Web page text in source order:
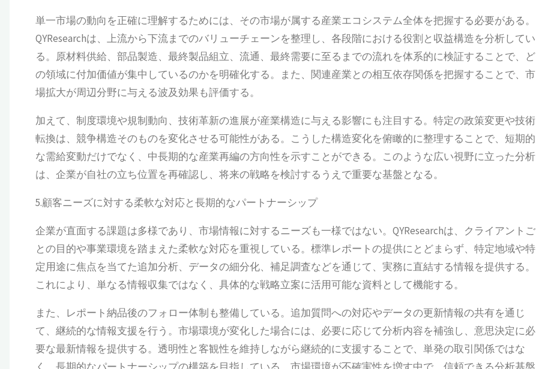
単一市場の動向を正確に理解するためには、その市場が属する産業エコシステム全体を把握する必要がある。
QYResearchは、上流から下流までのバリューチェーンを整理し、各段階における役割と収益構造を分析してい
る。原材料供給、部品製造、最終製品組立、流通、最終需要に至るまでの流れを体系的に検証することで、ど
の領域に付加価値が集中しているのかを明確化する。また、関連産業との相互依存関係を把握することで、市
場拡大が周辺分野に与える波及効果も評価する。
加えて、制度環境や規制動向、技術革新の進展が産業構造に与える影響にも注目する。特定の政策変更や技術
転換は、競争構造そのものを変化させる可能性がある。こうした構造変化を俯瞰的に整理することで、短期的
な需給変動だけでなく、中長期的な産業再編の方向性を示すことができる。このような広い視野に立った分析
は、企業が自社の立ち位置を再確認し、将来の戦略を検討するうえで重要な基盤となる。
5.顧客ニーズに対する柔軟な対応と長期的なパートナーシップ
企業が直面する課題は多様であり、市場情報に対するニーズも一様ではない。QYResearchは、クライアントご
との目的や事業環境を踏まえた柔軟な対応を重視している。標準レポートの提供にとどまらず、特定地域や特
定用途に焦点を当てた追加分析、データの細分化、補足調査などを通じて、実務に直結する情報を提供する。
これにより、単なる情報収集ではなく、具体的な戦略立案に活用可能な資料として機能する。
また、レポート納品後のフォロー体制も整備している。追加質問への対応やデータの更新情報の共有を通じ
て、継続的な情報支援を行う。市場環境が変化した場合には、必要に応じて分析内容を補強し、意思決定に必
要な最新情報を提供する。透明性と客観性を維持しながら継続的に支援することで、単発の取引関係ではな